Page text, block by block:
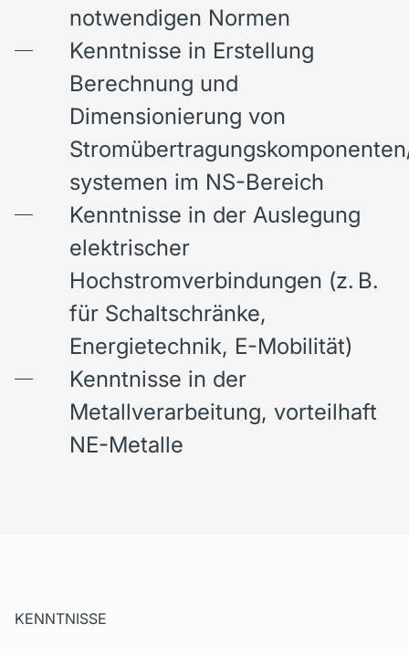
notwendigen Normen
Kenntnisse in Erstellung
Berechnung und
Dimensionierung von
systemen im NS-Bereich
Kenntnisse in der Auslegung
elektrischer
Hochstromverbindungen (z. B.
für Schaltschränke,
Energietechnik, E-Mobilität)
Kenntnisse in der
Metallverarbeitung, vorteilhaft
NE-Metalle
KENNTNISSE